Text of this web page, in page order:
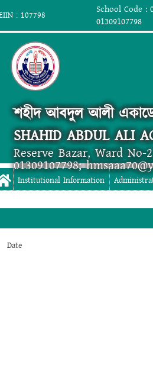
: 107798
School Code :
01309107798
শহীদ আবদুল আলী
SHAHID ABDUL ALI
Reserve Bazar, Ward
01309107798;
Institutional Information
Date